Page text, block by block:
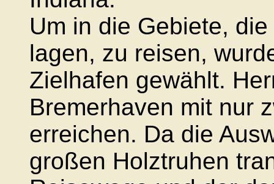
Um in die Gebiete,
lagen, zu reisen,
Zielhafen gewählt.
Bremerhaven mit nur
erreichen. Da die
großen Holztruhen